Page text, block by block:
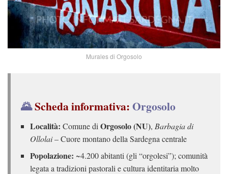
Murales di Orgosolo
🌄Scheda informativa:Orgosolo
Località: Comune di Orgosolo (NU), Barbagia di
Ollolai– Cuore montano della Sardegna centrale
Popolazione: ~4.200 abitanti (gli “orgolesi”); comunità
legata a tradizioni pastorali e cultura identitaria molto